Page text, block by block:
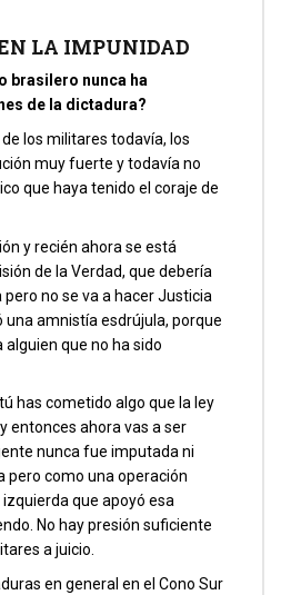
LA IMPUNIDAD
brasilero nunca ha
de la dictadura?
los militares todavía, los
muy fuerte y todavía no
que haya tenido el coraje de
y recién ahora se está
de la Verdad, que debería
no se va a hacer Justicia
una amnistía esdrújula, porque
que no ha sido
has cometido algo que la ley
entonces ahora vas a ser
nunca fue imputada ni
pero como una operación
que apoyó esa
No hay presión suficiente
a juicio.
en general en el Cono Sur